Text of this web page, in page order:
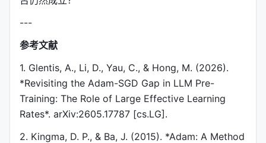
---
参考文献
1. Glentis, A., Li, D., Yau, C., & Hong, M. (2026).
*Revisiting the Adam-SGD Gap in LLM Pre-
Training: The Role of Large Effective Learning
Rates*. arXiv:2605.17787 [cs.LG].
2. Kingma, D. P., & Ba, J. (2015). *Adam: A Method